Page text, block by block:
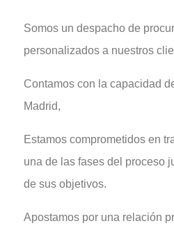
Somos un despacho de
personalizados a nuestros
Contamos con la capacidad
Madrid,
Estamos comprometidos en
una de las fases del proceso
de sus objetivos.
Apostamos por una relación